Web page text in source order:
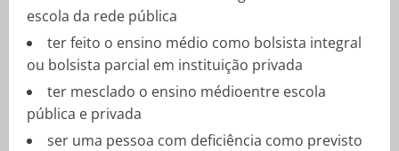
escola da rede pública
ter feito o ensino médio como bolsista integral
ou bolsista parcial em instituição privada
ter mesclado o ensino médioentre escola
pública e privada
ser uma pessoa com deficiência como previsto